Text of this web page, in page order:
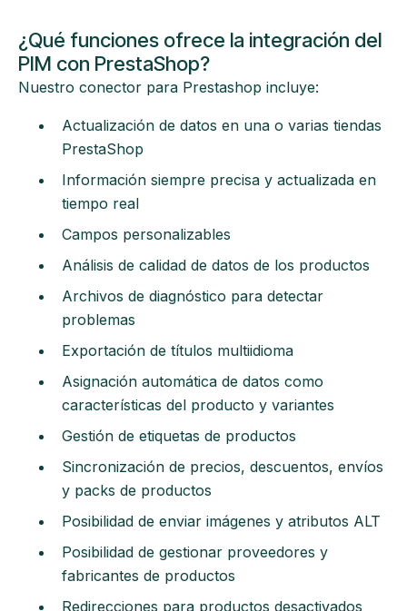
¿Qué funciones ofrece la integración del
PIM con PrestaShop?
Nuestro conector para Prestashop incluye:
Actualización de datos en una o varias tiendas
PrestaShop
Información siempre precisa y actualizada en
tiempo real
Campos personalizables
Análisis de calidad de datos de los productos
Archivos de diagnóstico para detectar
problemas
Exportación de títulos multiidioma
Asignación automática de datos como
características del producto y variantes
Gestión de etiquetas de productos
Sincronización de precios, descuentos, envíos
y packs de productos
Posibilidad de enviar imágenes y atributos ALT
Posibilidad de gestionar proveedores y
fabricantes de productos
Redirecciones para productos desactivados